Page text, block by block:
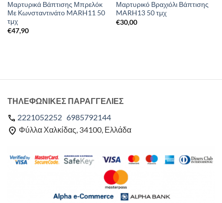
Μαρτυρικά Βάπτισης Μπρελόκ
Με Κωνσταντινάτο MARH11 50
τμχ
€47,90
Μαρτυρικό Βραχιόλι Βάπτισης
MARH13 50 τμχ
€30,00
ΤΗΛΕΦΩΝΙΚΕΣ ΠΑΡΑΓΓΕΛΙΕΣ
2221052252 6985792144
Φύλλα Χαλκίδας, 34100, Ελλάδα